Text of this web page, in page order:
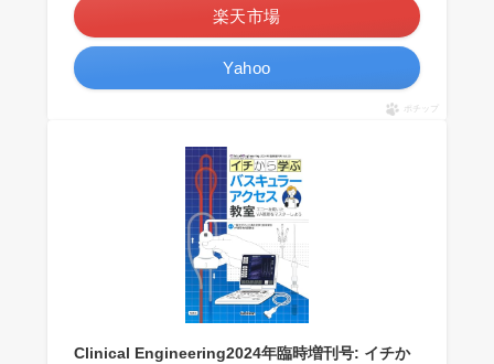
楽天市場
Yahoo
ポチップ
Clinical Engineering2024年臨時増刊号: イチか